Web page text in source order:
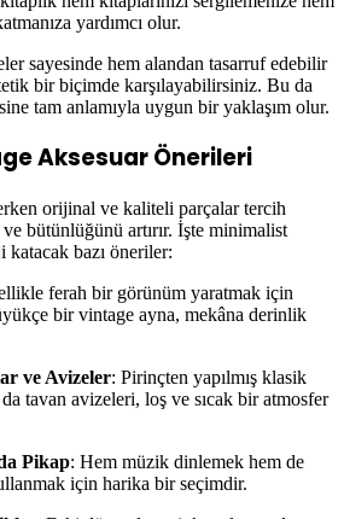
yardımcı olur.
sayesinde hem alandan tasarruf edebilir
bir biçimde karşılayabilirsiniz. Bu da
tam anlamıyla uygun bir yaklaşım olur.
Aksesuar Önerileri
orijinal ve kaliteli parçalar tercih
ve bütünlüğünü artırır. İşte minimalist
katacak bazı öneriler:
ferah bir görünüm yaratmak için
bir vintage ayna, mekâna derinlik
ve Avizeler: Pirinçten yapılmış klasik
tavan avizeleri, loş ve sıcak bir atmosfer
Pikap: Hem müzik dinlemek hem de
için harika bir seçimdir.